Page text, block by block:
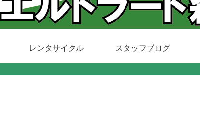
レンタサイクル スタッフブログ